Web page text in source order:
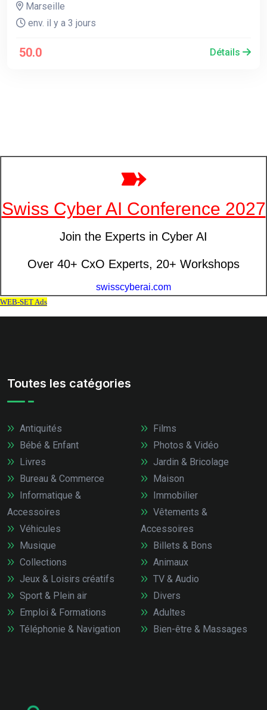
Marseille
env. il y a 3 jours
50.0 Détails
Toutes les catégories
Antiquités
Bébé & Enfant
Livres
Bureau & Commerce
Informatique &
Accessoires
Véhicules
Films
Photos & Vidéo
Jardin & Bricolage
Maison
Immobilier
Vêtements &
Accessoires
Musique
Collections
Jeux & Loisirs créatifs
Sport & Plein air
Emploi & Formations
Téléphonie & Navigation
Billets & Bons
Animaux
TV & Audio
Divers
Adultes
Bien-être & Massages